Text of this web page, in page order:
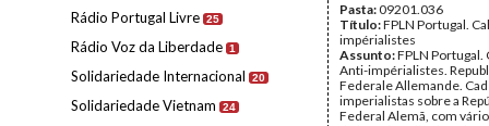
Rádio Portugal Livre 25
Rádio Voz da Liberdade 1
Solidariedade Internacional 20
Solidariedade Vietnam 24
Pasta:09201.036
Título:FPLN Portugal.
impérialistes
Assunto:FPLN Portugal.
Anti-impérialistes.
Federale Allemande.
imperialistas sobre a
Federal Alemã, com